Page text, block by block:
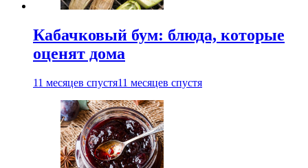
Кабачковый бум: блюда, которые
оценят дома
11 месяцев спустя11 месяцев спустя